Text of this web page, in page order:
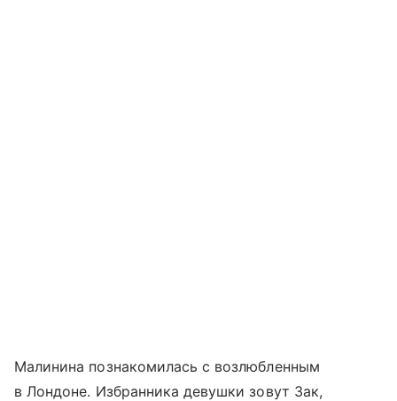
Малинина познакомилась с возлюбленным
в Лондоне. Избранника девушки зовут Зак,